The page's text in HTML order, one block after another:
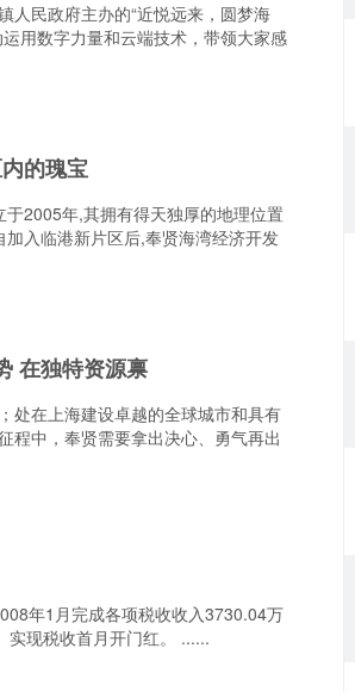
人民政府主办的“近悦远来，圆梦海
用数字力量和云端技术，带领大家感
的瑰宝
2005年,其拥有得天独厚的地理位置
入临港新片区后,奉贤海湾经济开发
在独特资源禀
处在上海建设卓越的全球城市和具有
程中，奉贤需要拿出决心、勇气再出
年1月完成各项税收收入3730.04万
实现税收首月开门红。 ......